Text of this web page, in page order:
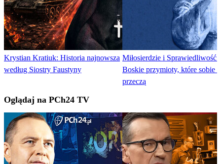
Krystian Kratiuk: Historia najnowsza
według Siostry Faustyny
Miłosierdzie i Sprawiedliwość.
Boskie przymioty, które sobie
przeczą
Oglądaj na PCh24 TV